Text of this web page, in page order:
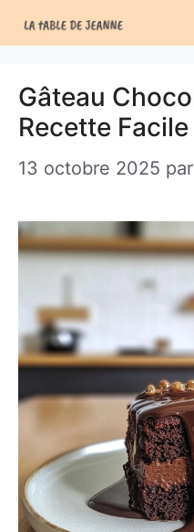
au
Gâteau
Recette
13 octobre 2025 par